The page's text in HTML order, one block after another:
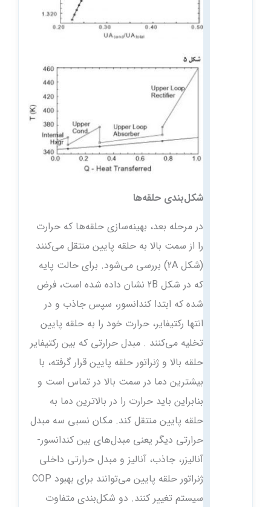
شکل‌بندی حلقه‌ها
در مرحله بعد، بهینه‌سازی حلقه‌ها که حرارت
را از سمت بالا به حلقه پایین منتقل می‌کنند
(شکل 2A) بررسی می‌شود. برای حالت پایه
که در شکل 2B نشان داده شده است، فرض
شده که ابتدا کندانسور، سپس جاذب و در
انتها رکتیفایر، حرارت خود را به حلقه پایین
تخلیه می‌کنند . مبدل حرارتی که بین رکتیفایر
حلقه بالا و ژنراتور حلقه پایین قرار گرفته، با
بیشترین دما در سمت بالا در تماس است و
بنابراین باید حرارت را در بالاترین دما به
حلقه پایین منتقل کند. مکان نسبی سه مبدل
حرارتی دیگر یعنی مبدل‌های بین کندانسور-
آنالیزر، جاذب، آنالیز و مبدل حرارتی داخلی
ژنراتور حلقه پایین می‌توانند برای بهبود COP
سیستم تغییر کنند. دو شکل‌بندی متفاوت